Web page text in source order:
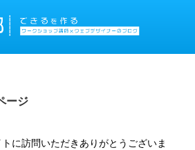
ージ
に訪問いただきありがとうございま